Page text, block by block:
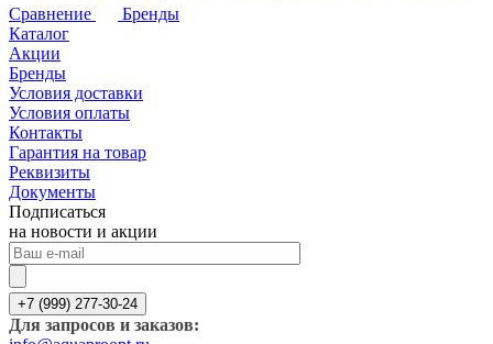
Сравнение
Бренды
Каталог
Акции
Бренды
Условия доставки
Условия оплаты
Контакты
Гарантия на товар
Реквизиты
Документы
Подписаться
на новости и акции
+7 (999) 277-30-24
Для запросов и заказов: